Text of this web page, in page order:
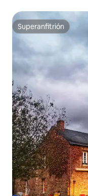
Superanfitrión
Superanfitrión